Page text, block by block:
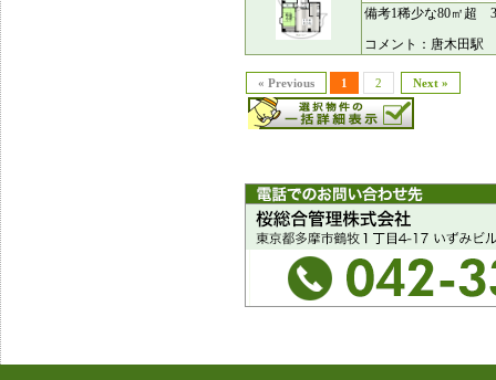
備考1稀少な80㎡超
コメント：唐木田駅
« Previous 1 2 Next »